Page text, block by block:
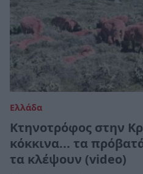
Ελλάδα
Κτηνοτρόφος στην
κόκκινα... τα
τα κλέψουν (video)